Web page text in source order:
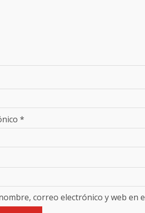
*
correo electrónico y web en